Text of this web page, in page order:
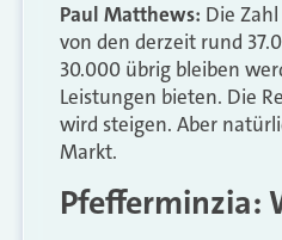
Paul Matthews: Die
von den derzeit rund
30.000 übrig bleiben
Leistungen bieten. Die
wird steigen. Aber
Markt.
Pfefferminzia: